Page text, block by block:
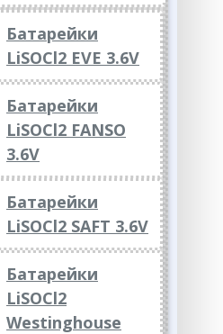
Батарейки
LiSOCl2 EVE 3.6V
Батарейки
LiSOCl2 FANSO
3.6V
Батарейки
LiSOCl2 SAFT 3.6V
Батарейки
LiSOCl2
Westinghouse